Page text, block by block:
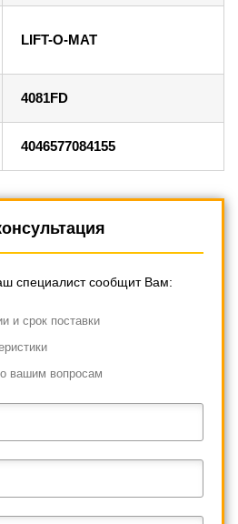
LIFT-O-MAT
4081FD
4046577084155
специалист сообщит Вам:
и срок поставки
вашим вопросам